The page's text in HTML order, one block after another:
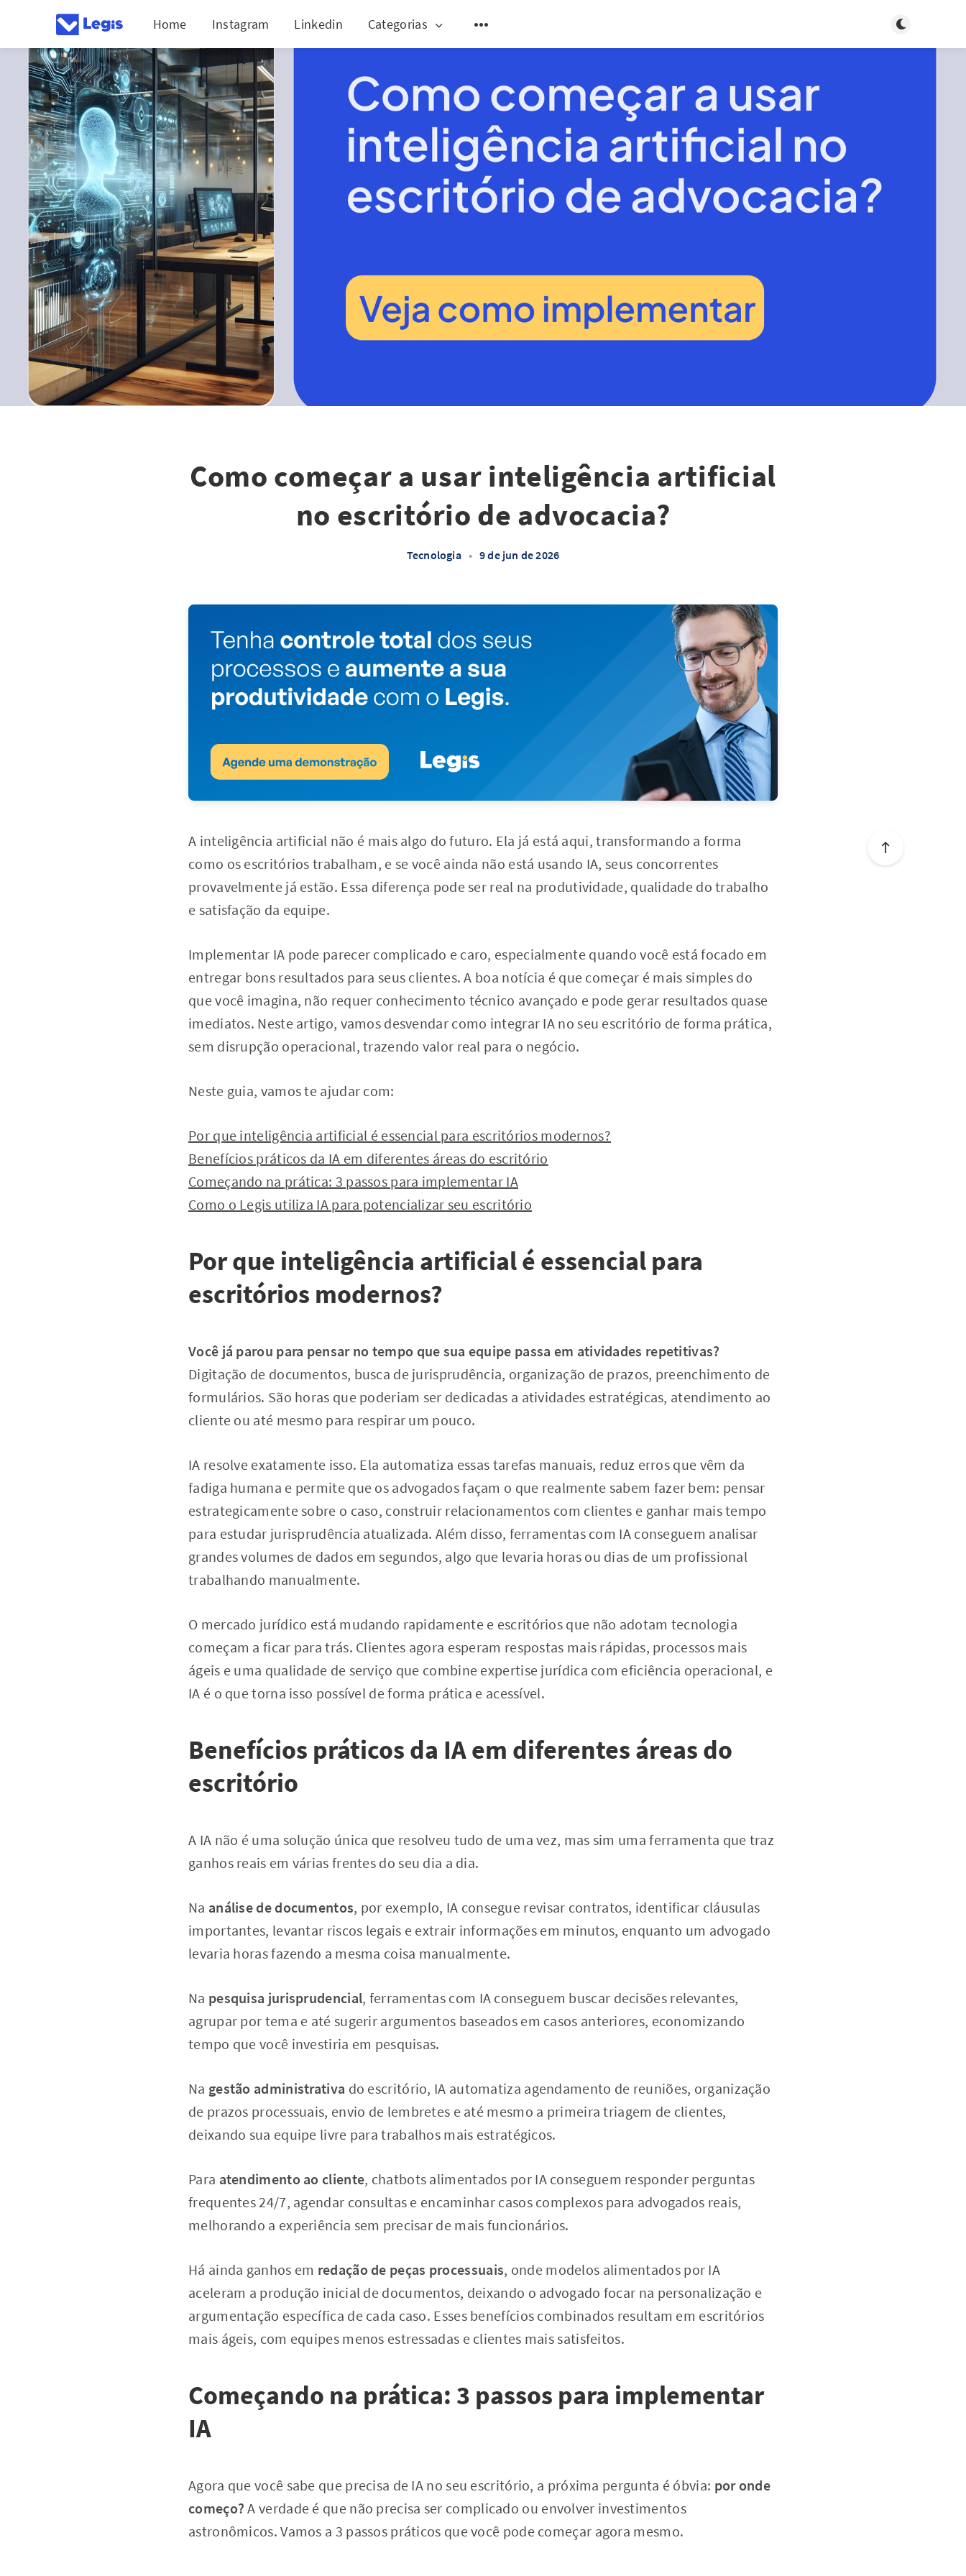
Home Instagram Linkedin Categorias Toggle dark
Como começar a usar inteligência artificial
no escritório de advocacia?
Tecnologia • 9 de jun de 2026
A inteligência artificial não é mais algo do futuro. Ela já está aqui, transformando a forma
como os escritórios trabalham, e se você ainda não está usando IA, seus concorrentes
provavelmente já estão. Essa diferença pode ser real na produtividade, qualidade do trabalho
e satisfação da equipe.
Implementar IA pode parecer complicado e caro, especialmente quando você está focado em
entregar bons resultados para seus clientes. A boa notícia é que começar é mais simples do
que você imagina, não requer conhecimento técnico avançado e pode gerar resultados quase
imediatos. Neste artigo, vamos desvendar como integrar IA no seu escritório de forma prática,
sem disrupção operacional, trazendo valor real para o negócio.
Neste guia, vamos te ajudar com:
Por que inteligência artificial é essencial para escritórios modernos?
Benefícios práticos da IA em diferentes áreas do escritório
Começando na prática: 3 passos para implementar IA
Como o Legis utiliza IA para potencializar seu escritório
Por que inteligência artificial é essencial para
escritórios modernos?
Você já parou para pensar no tempo que sua equipe passa em atividades repetitivas?
Digitação de documentos, busca de jurisprudência, organização de prazos, preenchimento de
formulários. São horas que poderiam ser dedicadas a atividades estratégicas, atendimento ao
cliente ou até mesmo para respirar um pouco.
IA resolve exatamente isso. Ela automatiza essas tarefas manuais, reduz erros que vêm da
fadiga humana e permite que os advogados façam o que realmente sabem fazer bem: pensar
estrategicamente sobre o caso, construir relacionamentos com clientes e ganhar mais tempo
para estudar jurisprudência atualizada. Além disso, ferramentas com IA conseguem analisar
grandes volumes de dados em segundos, algo que levaria horas ou dias de um profissional
trabalhando manualmente.
O mercado jurídico está mudando rapidamente e escritórios que não adotam tecnologia
começam a ficar para trás. Clientes agora esperam respostas mais rápidas, processos mais
ágeis e uma qualidade de serviço que combine expertise jurídica com eficiência operacional, e
IA é o que torna isso possível de forma prática e acessível.
Benefícios práticos da IA em diferentes áreas do
escritório
A IA não é uma solução única que resolveu tudo de uma vez, mas sim uma ferramenta que traz
ganhos reais em várias frentes do seu dia a dia.
Na análise de documentos, por exemplo, IA consegue revisar contratos, identificar cláusulas
importantes, levantar riscos legais e extrair informações em minutos, enquanto um advogado
levaria horas fazendo a mesma coisa manualmente.
Na pesquisa jurisprudencial, ferramentas com IA conseguem buscar decisões relevantes,
agrupar por tema e até sugerir argumentos baseados em casos anteriores, economizando
tempo que você investiria em pesquisas.
Na gestão administrativa do escritório, IA automatiza agendamento de reuniões, organização
de prazos processuais, envio de lembretes e até mesmo a primeira triagem de clientes,
deixando sua equipe livre para trabalhos mais estratégicos.
Para atendimento ao cliente, chatbots alimentados por IA conseguem responder perguntas
frequentes 24/7, agendar consultas e encaminhar casos complexos para advogados reais,
melhorando a experiência sem precisar de mais funcionários.
Há ainda ganhos em redação de peças processuais, onde modelos alimentados por IA
aceleram a produção inicial de documentos, deixando o advogado focar na personalização e
argumentação específica de cada caso. Esses benefícios combinados resultam em escritórios
mais ágeis, com equipes menos estressadas e clientes mais satisfeitos.
Começando na prática: 3 passos para implementar
IA
Agora que você sabe que precisa de IA no seu escritório, a próxima pergunta é óbvia: por onde
começo? A verdade é que não precisa ser complicado ou envolver investimentos
astronômicos. Vamos a 3 passos práticos que você pode começar agora mesmo.